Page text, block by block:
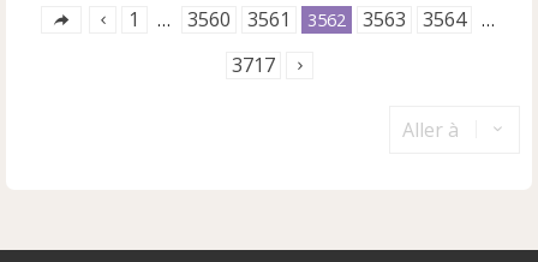
1 … 3560 3561 3562 3563 3564 …
3717
Aller à